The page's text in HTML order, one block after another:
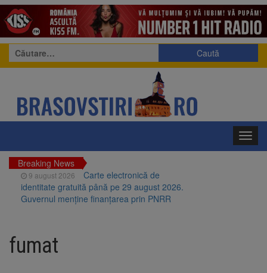
Caută
după:
Breaking News
9 august 2026
Carte electronică de
identitate gratuită până pe 29 august 2026.
Guvernul menține finanțarea prin PNRR
finanțare a fost semnat
fumat